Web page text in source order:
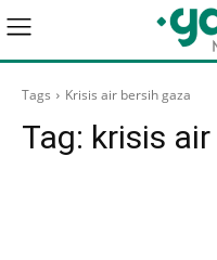
Tags Krisis air bersih gaza
Tag: krisis